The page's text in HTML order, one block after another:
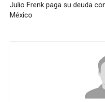
Julio Frenk paga su deuda
México